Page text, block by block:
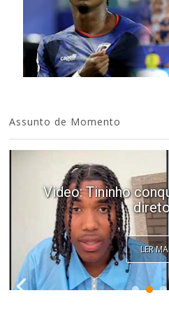
Assunto de Momento
Video: Tininho
LER